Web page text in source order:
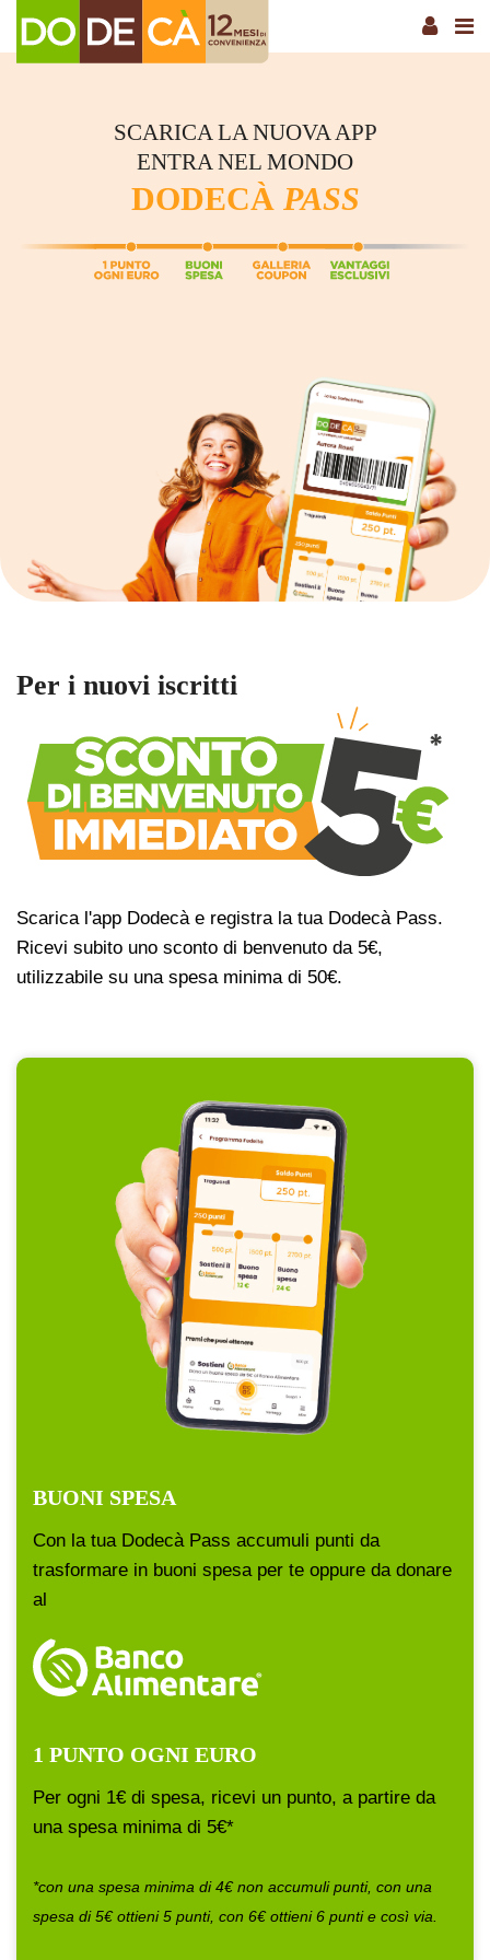
SCARICA LA NUOVA APP
ENTRA NEL MONDO
DODECÀ PASS
Per i nuovi iscritti
Scarica l'app Dodecà e registra la tua Dodecà Pass.
Ricevi subito uno sconto di benvenuto da 5€,
utilizzabile su una spesa minima di 50€.
BUONI SPESA
Con la tua Dodecà Pass accumuli punti da
trasformare in buoni spesa per te oppure da donare
al
1 PUNTO OGNI EURO
Per ogni 1€ di spesa, ricevi un punto, a partire da
una spesa minima di 5€*
*con una spesa minima di 4€ non accumuli punti, con una
spesa di 5€ ottieni 5 punti, con 6€ ottieni 6 punti e così via.